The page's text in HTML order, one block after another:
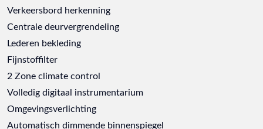
Verkeersbord herkenning
Centrale deurvergrendeling
Lederen bekleding
Fijnstoffilter
2 Zone climate control
Volledig digitaal instrumentarium
Omgevingsverlichting
Automatisch dimmende binnenspiegel